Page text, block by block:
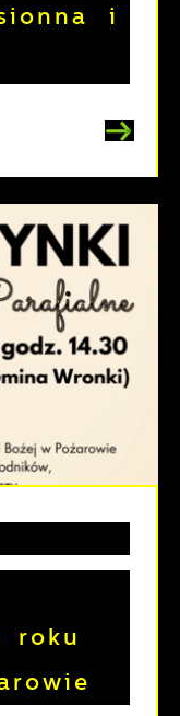
i
roku